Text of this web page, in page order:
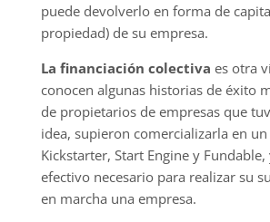
puede devolverlo en forma de
propiedad) de su empresa.
La financiación colectiva es otra
conocen algunas historias de éxito
de propietarios de empresas que
idea, supieron comercializarla en
Kickstarter, Start Engine y
efectivo necesario para realizar su
en marcha una empresa.